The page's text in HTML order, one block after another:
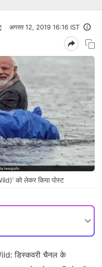
अगस्त 12, 2019 16:16 IST
को लेकर किया पोस्ट
डिस्कवरी चैनल के